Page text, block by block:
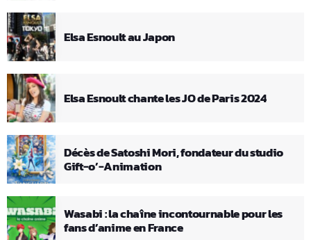
Elsa Esnoult au Japon
Elsa Esnoult chante les JO de Paris 2024
Décès de Satoshi Mori, fondateur du studio
Gift-o’-Animation
Wasabi : la chaîne incontournable pour les
fans d’anime en France